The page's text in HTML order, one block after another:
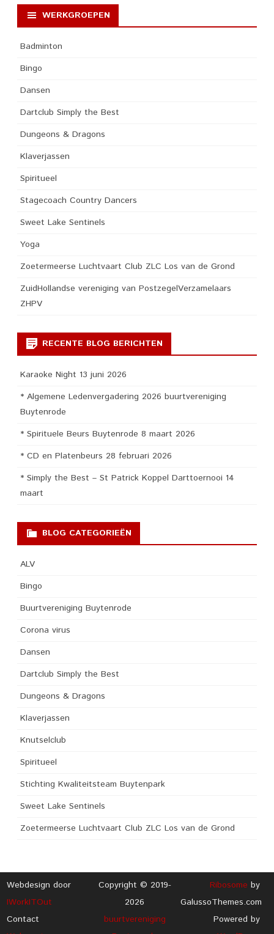
WERKGROEPEN
Badminton
Bingo
Dansen
Dartclub Simply the Best
Dungeons & Dragons
Klaverjassen
Spiritueel
Stagecoach Country Dancers
Sweet Lake Sentinels
Yoga
Zoetermeerse Luchtvaart Club ZLC Los van de Grond
ZuidHollandse vereniging van PostzegelVerzamelaars
ZHPV
RECENTE BLOG BERICHTEN
Karaoke Night 13 juni 2026
* Algemene Ledenvergadering 2026 buurtvereniging
Buytenrode
* Spirituele Beurs Buytenrode 8 maart 2026
* CD en Platenbeurs 28 februari 2026
* Simply the Best – St Patrick Koppel Darttoernooi 14
maart
BLOG CATEGORIEËN
ALV
Bingo
Buurtvereniging Buytenrode
Corona virus
Dansen
Dartclub Simply the Best
Dungeons & Dragons
Klaverjassen
Knutselclub
Spiritueel
Stichting Kwaliteitsteam Buytenpark
Sweet Lake Sentinels
Zoetermeerse Luchtvaart Club ZLC Los van de Grond
Webdesign door
IWorkITOut
Contact
Copyright © 2019-
2026
buurtvereniging
Ribosome by
GalussoThemes.com
Powered by